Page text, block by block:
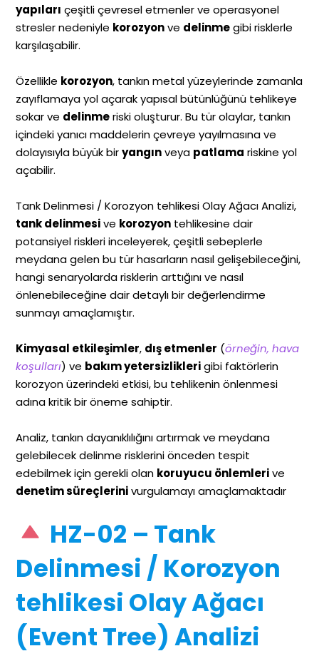
yapıları çeşitli çevresel etmenler ve operasyonel
stresler nedeniyle korozyonve delinmegibi risklerle
karşılaşabilir.
Özellikle korozyon, tankın metal yüzeylerinde zamanla
zayıflamaya yol açarak yapısal bütünlüğünü tehlikeye
sokar ve delinmeriski oluşturur. Bu tür olaylar, tankın
içindeki yanıcı maddelerin çevreye yayılmasına ve
dolayısıyla büyük biryangınveya patlama riskine yol
açabilir.
Tank Delinmesi / Korozyon tehlikesi Olay Ağacı Analizi,
tank delinmesive korozyon tehlikesine dair
potansiyel riskleri inceleyerek, çeşitli sebeplerle
meydana gelen bu tür hasarların nasıl gelişebileceğini,
hangi senaryolarda risklerin arttığını ve nasıl
önlenebileceğine dair detaylı bir değerlendirme
sunmayı amaçlamıştır.
Kimyasal etkileşimler, dış etmenler (örneğin, hava
koşulları) ve bakım yetersizliklerigibi faktörlerin
korozyon üzerindeki etkisi, bu tehlikenin önlenmesi
adına kritik bir öneme sahiptir.
Analiz, tankın dayanıklılığını artırmak ve meydana
gelebilecek delinme risklerini önceden tespit
edebilmek için gerekli olan koruyucu önlemlerive
denetim süreçlerinivurgulamayı amaçlamaktadır
HZ-02 – Tank
Delinmesi / Korozyon
tehlikesi Olay Ağacı
(Event Tree) Analizi